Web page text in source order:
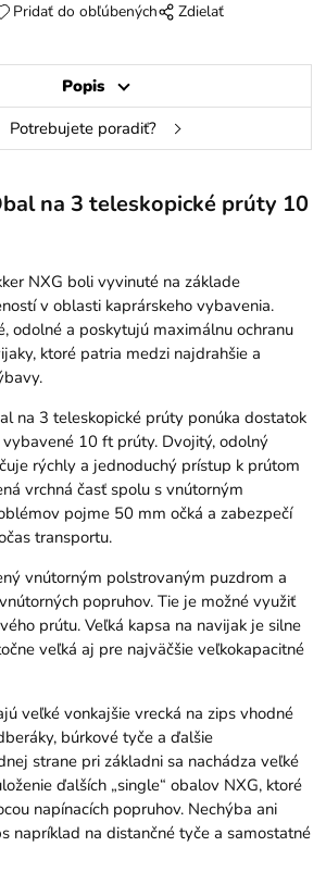
Pridať do obľúbených Zdielať
Popis
Potrebujete poradiť?
na 3 teleskopické prúty 10
NXG boli vyvinuté na základe
v oblasti kaprárskeho vybavenia.
odolné a poskytujú maximálnu ochranu
ktoré patria medzi najdrahšie a
na 3 teleskopické prúty ponúka dostatok
10 ft prúty. Dvojitý, odolný
rýchly a jednoduchý prístup k prútom
vrchná časť spolu s vnútorným
pojme 50 mm očká a zabezpečí
transportu.
vnútorným polstrovaným puzdrom a
popruhov. Tie je možné využiť
prútu. Veľká kapsa na navijak je silne
veľká aj pre najväčšie veľkokapacitné
veľké vonkajšie vrecká na zips vhodné
búrkové tyče a ďalšie
strane pri základni sa nachádza veľké
ďalších „single“ obalov NXG, ktoré
napínacích popruhov. Nechýba ani
napríklad na distančné tyče a samostatné